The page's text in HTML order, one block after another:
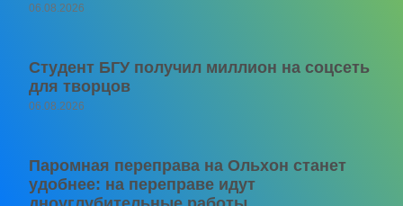
06.08.2026
Студент БГУ получил миллион на соцсеть
для творцов
06.08.2026
Паромная переправа на Ольхон станет
удобнее: на переправе идут